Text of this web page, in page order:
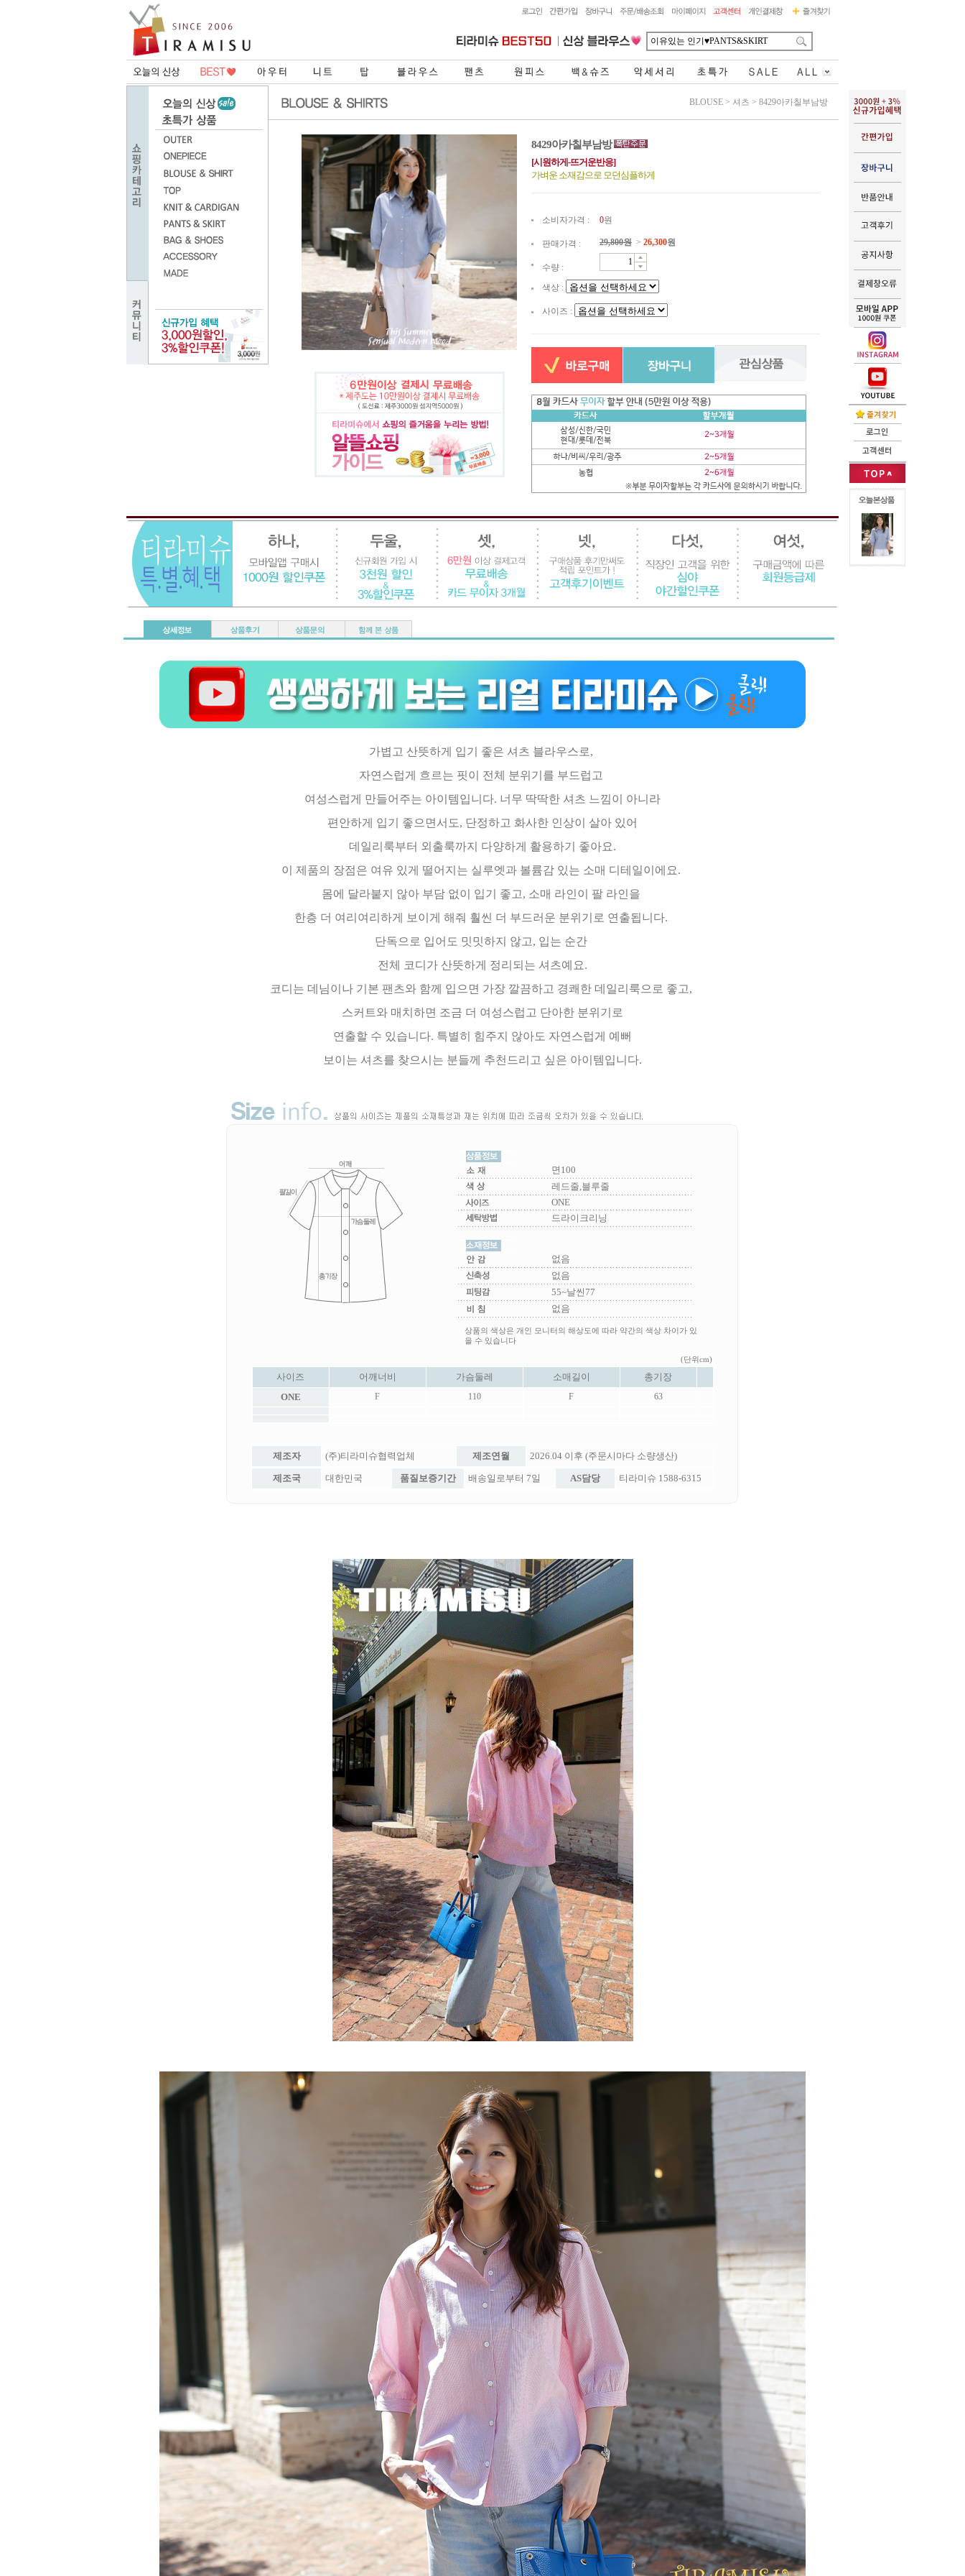
BLOUSE > 셔츠 > 8429아카칠부남방
8429아카칠부남방
[시원하게-뜨거운반응]
가벼운 소재감으로 모던심플하게
소비자가격 : 0원
판매가격 : 29,800원 > 26,300원
수량 :
색상 :
사이즈 :
가볍고 산뜻하게 입기 좋은 셔츠 블라우스로,
자연스럽게 흐르는 핏이 전체 분위기를 부드럽고
여성스럽게 만들어주는 아이템입니다. 너무 딱딱한 셔츠 느낌이 아니라
편안하게 입기 좋으면서도, 단정하고 화사한 인상이 살아 있어
데일리룩부터 외출룩까지 다양하게 활용하기 좋아요.
이 제품의 장점은 여유 있게 떨어지는 실루엣과 볼륨감 있는 소매 디테일이에요.
몸에 달라붙지 않아 부담 없이 입기 좋고, 소매 라인이 팔 라인을
한층 더 여리여리하게 보이게 해줘 훨씬 더 부드러운 분위기로 연출됩니다.
단독으로 입어도 밋밋하지 않고, 입는 순간
전체 코디가 산뜻하게 정리되는 셔츠예요.
코디는 데님이나 기본 팬츠와 함께 입으면 가장 깔끔하고 경쾌한 데일리룩으로 좋고,
스커트와 매치하면 조금 더 여성스럽고 단아한 분위기로
연출할 수 있습니다. 특별히 힘주지 않아도 자연스럽게 예뻐
보이는 셔츠를 찾으시는 분들께 추천드리고 싶은 아이템입니다.
면100
레드줄,블루줄
ONE
드라이크리닝
없음
없음
55~날씬77
없음
상품의 색상은 개인 모니터의 해상도에 따라 약간의 색상 차이가 있
을 수 있습니다
(단위cm)
사이즈 어깨너비 가슴둘레 소매길이
총기장
ONE
F 110 F 63
제조자 (주)티라미슈협력업체 제조연월 2026.04 이후 (주문시마다 소량생산)
제조국 대한민국 품질보증기간 배송일로부터 7일 AS담당 티라미슈 1588-6315